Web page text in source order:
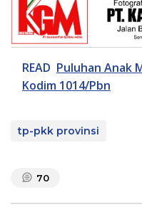
READ Puluhan Anak
Kodim 1014/Pbn
tp-pkk provinsi
70